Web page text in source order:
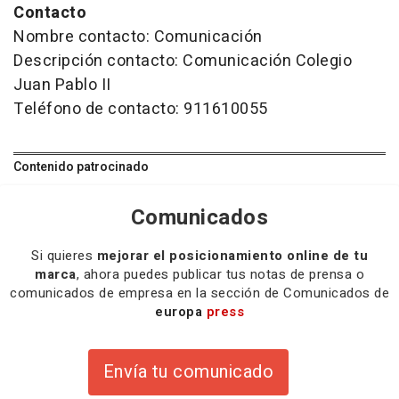
Contacto
Nombre contacto: Comunicación
Descripción contacto: Comunicación Colegio
Juan Pablo II
Teléfono de contacto: 911610055
Contenido patrocinado
Comunicados
Si quieres mejorar el posicionamiento online de tu
marca, ahora puedes publicar tus notas de prensa o
comunicados de empresa en la sección de Comunicados de
europa press
Envía tu comunicado